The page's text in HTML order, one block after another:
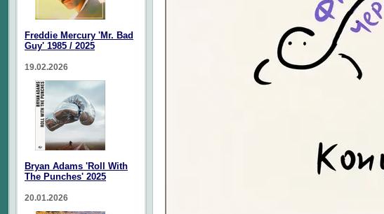
Freddie Mercury 'Mr. Bad
Guy' 1985 / 2025
19.02.2026
Bryan Adams 'Roll With
The Punches' 2025
20.01.2026